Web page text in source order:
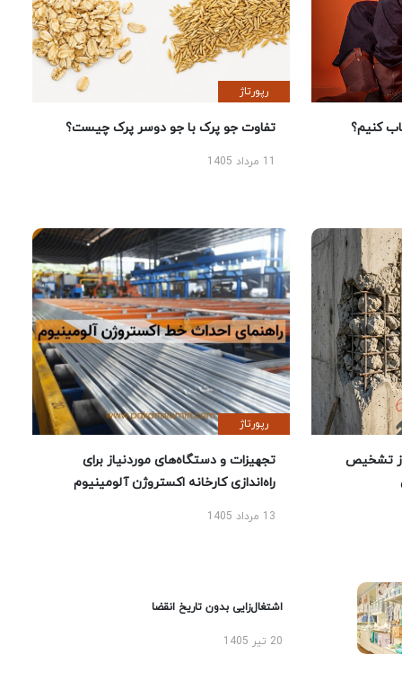
کنیم؟
رپورتاژ
تفاوت جو پرک با جو دوسر پرک چیست؟
تشخیص
رپورتاژ
تجهیزات و دستگاه‌های موردنیاز برای
راه‌اندازی کارخانه اکستروژن آلومینیوم
13 مرداد 1405
اشتغال‌زایی بدون تاریخ انقضا
20 تیر 1405